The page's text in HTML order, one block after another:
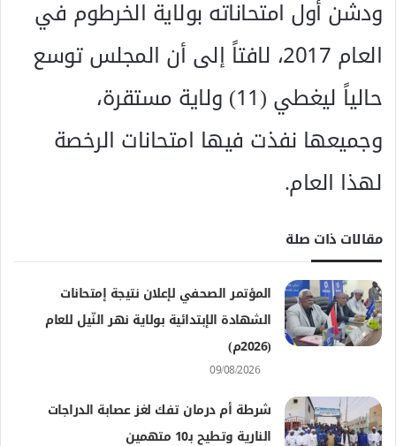
ودشن أول امتحاناته بولاية الخرطوم في
العام 2017، لافتاً إلى أن المجلس توسع
حالياً ليغطي (11) ولاية مستقرة،
وجميعها نفذت فيها امتحانات الرخصة
لهذا العام.
مقالات ذات صلة
المؤتمر الصحفي لإعلان نتيجة إمتحانات
الشهادة الإبتدائية بولاية نهر النّيل للعام
(2026م)
09/08/2026
شرطة أم درمان تفك لغز عصابة الدراجات
النارية وتطيح بـ10 متهمين